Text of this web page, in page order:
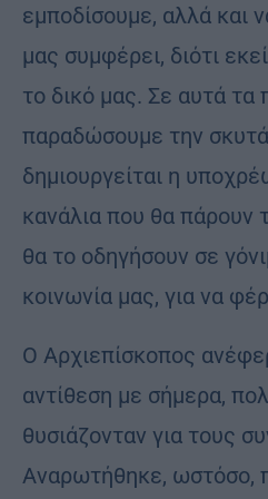
εμποδίσουμε, αλλά και
μας συμφέρει, διότι
το δικό μας. Σε αυτά τα
παραδώσουμε την
δημιουργείται η
κανάλια που θα πάρουν
θα το οδηγήσουν σε
κοινωνία μας, για να
Ο Αρχιεπίσκοπος
αντίθεση με σήμερα,
θυσιάζονταν για τους
Αναρωτήθηκε, ωστόσο,